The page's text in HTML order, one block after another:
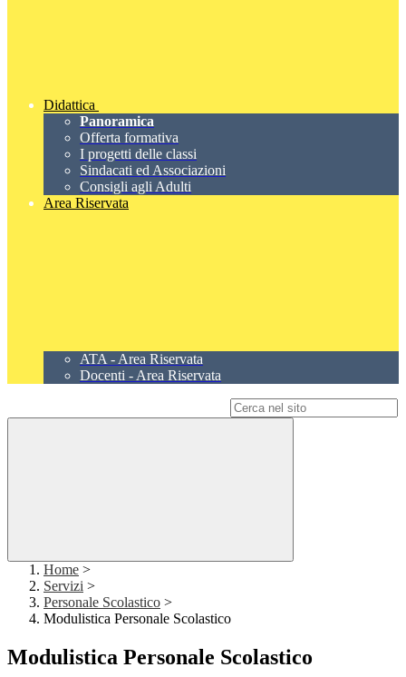
Didattica
Panoramica
Offerta formativa
I progetti delle classi
Sindacati ed Associazioni
Consigli agli Adulti
Area Riservata
ATA - Area Riservata
Docenti - Area Riservata
Home >
Servizi >
Personale Scolastico >
Modulistica Personale Scolastico
Modulistica Personale Scolastico